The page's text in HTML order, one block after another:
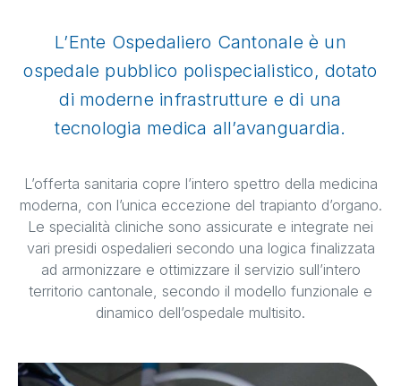
L’Ente Ospedaliero Cantonale è un
ospedale pubblico polispecialistico, dotato
di moderne infrastrutture e di una
tecnologia medica all’avanguardia.
L’offerta sanitaria copre l’intero spettro della medicina
moderna, con l’unica eccezione del trapianto d’organo.
Le specialità cliniche sono assicurate e integrate nei
vari presidi ospedalieri secondo una logica finalizzata
ad armonizzare e ottimizzare il servizio sull’intero
territorio cantonale, secondo il modello funzionale e
dinamico dell’ospedale multisito.